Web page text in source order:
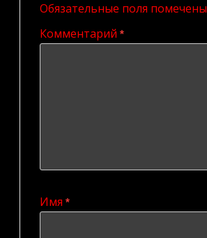
Обязательные поля помечены
Комментарий *
Имя *